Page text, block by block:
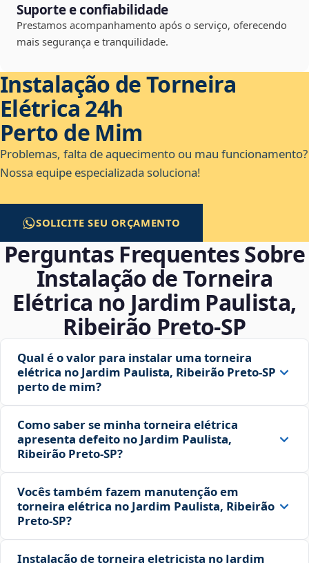
Suporte e confiabilidade
Prestamos acompanhamento após o serviço, oferecendo
mais segurança e tranquilidade.
Instalação de Torneira
Elétrica 24h
Perto de Mim
Problemas, falta de aquecimento ou mau funcionamento?
Nossa equipe especializada soluciona!
SOLICITE SEU ORÇAMENTO
Perguntas Frequentes Sobre
Instalação de Torneira
Elétrica no Jardim Paulista,
Ribeirão Preto‑SP
Qual é o valor para instalar uma torneira
elétrica no Jardim Paulista, Ribeirão Preto‑SP
perto de mim?
Como saber se minha torneira elétrica
apresenta defeito no Jardim Paulista,
Ribeirão Preto‑SP?
Vocês também fazem manutenção em
torneira elétrica no Jardim Paulista, Ribeirão
Preto‑SP?
Instalação de torneira eletricista no Jardim